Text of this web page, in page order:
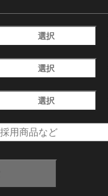
選択
選択
選択